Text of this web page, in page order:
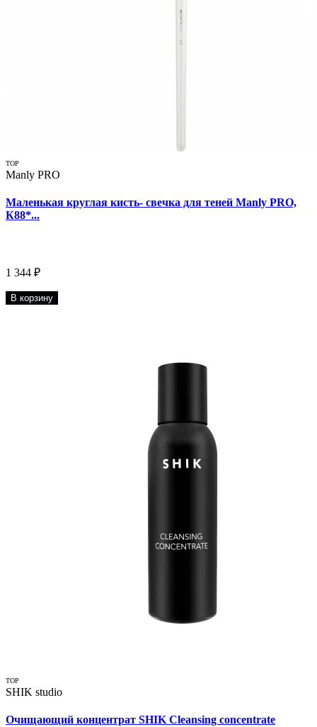
TOP
Manly PRO
Маленькая круглая кисть- свечка для теней Manly PRO,
К88*...
1 344 ₽
В корзину
TOP
SHIK studio
Очищающий концентрат SHIK Cleansing concentrate